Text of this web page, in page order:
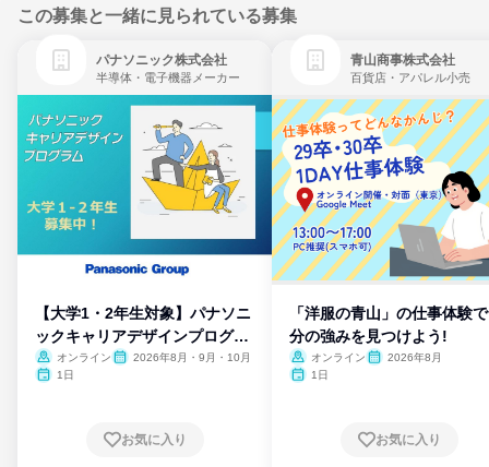
この募集と一緒に見られている募集
パナソニック株式会社
半導体・電子機器メーカー
【大学1・2年生対象】パナソニ
ックキャリアデザインプログラ
ム
オンライン
2026年8月・9月・10月
1日
お気に入り
青山商事株式会社
百貨店・アパレル小売
「洋服の青山」の仕事体験
分の強みを見つけよう!
オンライン
2026年8月
1日
お気に入り